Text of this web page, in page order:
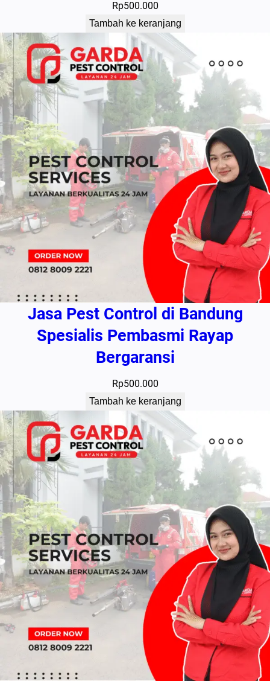
Rp500.000
Tambah ke keranjang
Jasa Pest Control di Bandung
Spesialis Pembasmi Rayap
Bergaransi
Rp500.000
Tambah ke keranjang